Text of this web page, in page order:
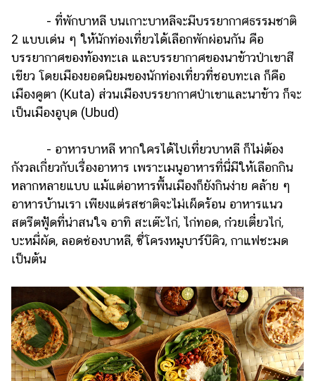
- ที่พักบาหลี บนเกาะบาหลีจะมีบรรยากาศธรรมชาติ
2 แบบเด่น ๆ ให้นักท่องเที่ยวได้เลือกพักผ่อนกัน คือ
บรรยากาศของท้องทะเล และบรรยากาศของนาข้าวป่าเขาสี
เขียว โดยเมืองยอดนิยมของนักท่องเที่ยวที่ชอบทะเล ก็คือ
เมืองคูตา (Kuta) ส่วนเมืองบรรยากาศป่าเขาและนาข้าว ก็จะ
เป็นเมืองอูบุด (Ubud)
- อาหารบาหลี หากใครได้ไปเที่ยวบาหลี ก็ไม่ต้อง
กังวลเกี่ยวกับเรื่องอาหาร เพราะเมนูอาหารที่นี่มีให้เลือกกิน
หลากหลายแบบ แม้แต่อาหารพื้นเมืองก็ยังกินง่าย คล้าย ๆ
อาหารบ้านเรา เพียงแต่รสชาติจะไม่เผ็ดร้อน อาหารแนว
สตรีตฟู้ดที่น่าสนใจ อาทิ สะเต๊ะไก่, ไก่ทอด, ก๋วยเตี๋ยวไก่,
บะหมี่ผัด, ลอดช่องบาหลี, ซี่โครงหมูบาร์บีคิว, กาแฟชะมด
เป็นต้น